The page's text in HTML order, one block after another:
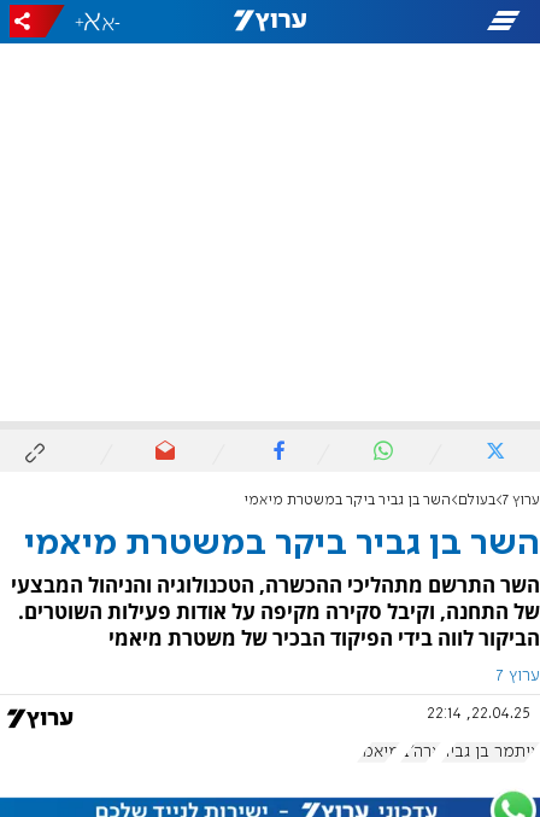
-
+
ערוץ 7 בעולם השר בן גביר ביקר במשטרת מיאמי
השר בן גביר ביקר במשטרת מיאמי
השר התרשם מתהליכי ההכשרה, הטכנולוגיה והניהול המבצעי
של התחנה, וקיבל סקירה מקיפה על אודות פעילות השוטרים.
הביקור לווה בידי הפיקוד הבכיר של משטרת מיאמי
ערוץ 7
22.04.25, 22:14
איתמר בן גביר ארה"ב מיאמי